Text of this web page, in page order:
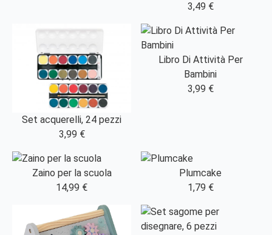
3,49 €
Set acquerelli, 24 pezzi
3,99 €
Libro Di Attività Per
Bambini
3,99 €
Zaino per la scuola
14,99 €
Plumcake
1,79 €